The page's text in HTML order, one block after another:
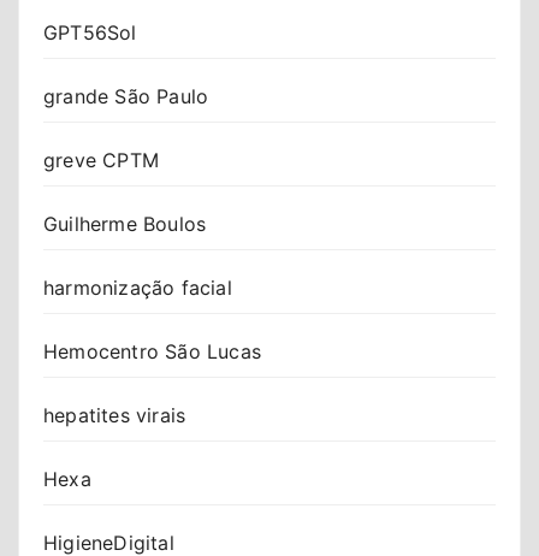
GPT56Sol
grande São Paulo
greve CPTM
Guilherme Boulos
harmonização facial
Hemocentro São Lucas
hepatites virais
Hexa
HigieneDigital